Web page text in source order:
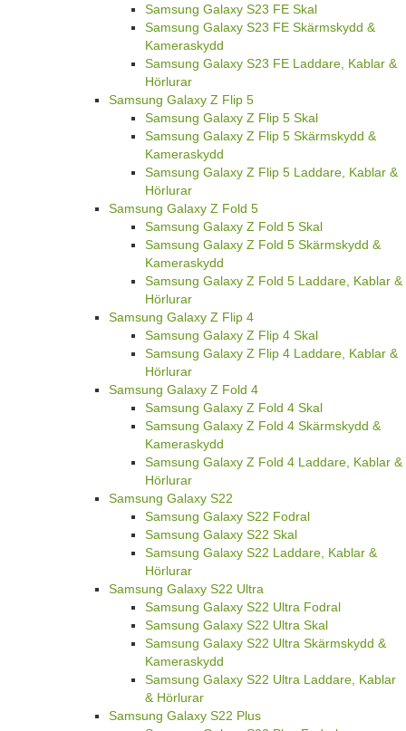
Samsung Galaxy S23 FE Skal
Samsung Galaxy S23 FE Skärmskydd &
Kameraskydd
Samsung Galaxy S23 FE Laddare, Kablar &
Hörlurar
Samsung Galaxy Z Flip 5
Samsung Galaxy Z Flip 5 Skal
Samsung Galaxy Z Flip 5 Skärmskydd &
Kameraskydd
Samsung Galaxy Z Flip 5 Laddare, Kablar &
Hörlurar
Samsung Galaxy Z Fold 5
Samsung Galaxy Z Fold 5 Skal
Samsung Galaxy Z Fold 5 Skärmskydd &
Kameraskydd
Samsung Galaxy Z Fold 5 Laddare, Kablar &
Hörlurar
Samsung Galaxy Z Flip 4
Samsung Galaxy Z Flip 4 Skal
Samsung Galaxy Z Flip 4 Laddare, Kablar &
Hörlurar
Samsung Galaxy Z Fold 4
Samsung Galaxy Z Fold 4 Skal
Samsung Galaxy Z Fold 4 Skärmskydd &
Kameraskydd
Samsung Galaxy Z Fold 4 Laddare, Kablar &
Hörlurar
Samsung Galaxy S22
Samsung Galaxy S22 Fodral
Samsung Galaxy S22 Skal
Samsung Galaxy S22 Laddare, Kablar &
Hörlurar
Samsung Galaxy S22 Ultra
Samsung Galaxy S22 Ultra Fodral
Samsung Galaxy S22 Ultra Skal
Samsung Galaxy S22 Ultra Skärmskydd &
Kameraskydd
Samsung Galaxy S22 Ultra Laddare, Kablar
& Hörlurar
Samsung Galaxy S22 Plus